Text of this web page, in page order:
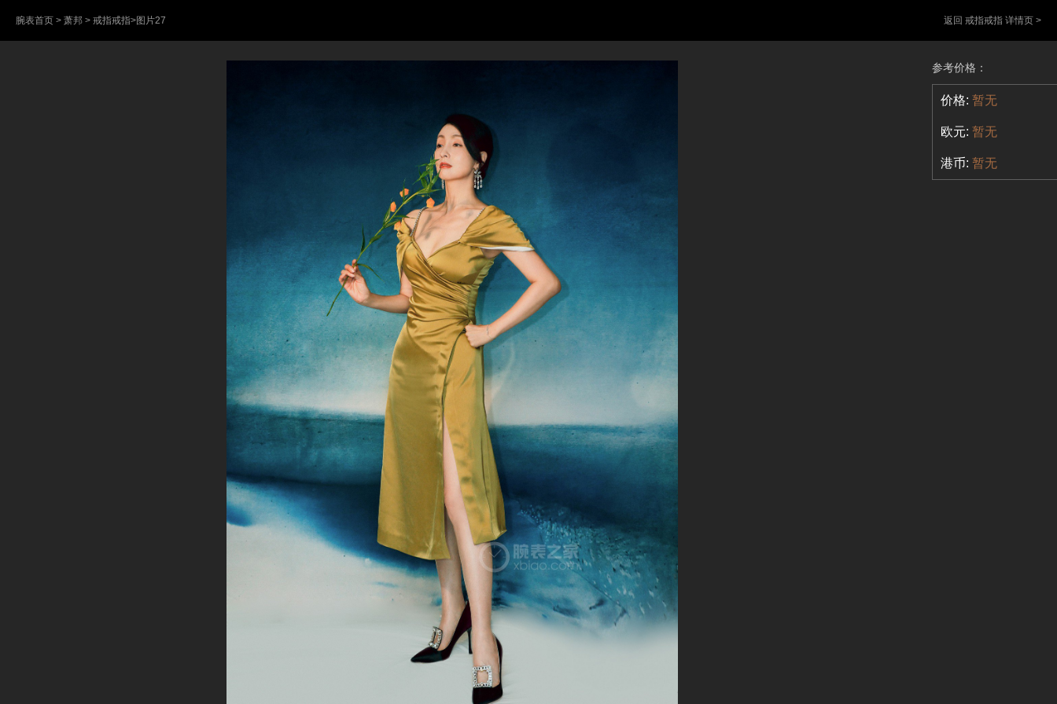
腕表首页 > 萧邦 > 戒指戒指>图片27 返回 戒指戒指 详情页 >
参考价格：
价格: 暂无
欧元: 暂无
港币: 暂无